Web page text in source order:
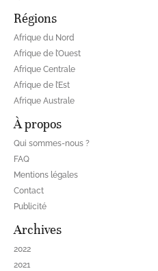
Régions
Afrique du Nord
Afrique de l’Ouest
Afrique Centrale
Afrique de l’Est
Afrique Australe
À propos
Qui sommes-nous ?
FAQ
Mentions légales
Contact
Publicité
Archives
2022
2021